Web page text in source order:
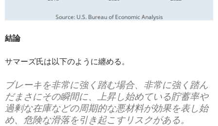
結論
サマーズ氏は以下のように纏める。
ブレーキを非常に強く踏む場合、非常に強く踏ん
だまさにその瞬間に、上昇し始めている貯蓄率や
過剰な在庫などの周期的な悪材料が効果を表し始
め、危険な滑落を引き起こすリスクがある。